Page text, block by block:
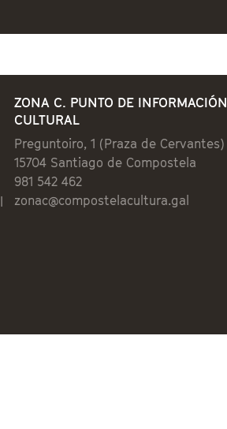
ZONA C. PUNTO DE INFORMACIÓN
CULTURAL
Preguntoiro, 1 (Praza de Cervantes)
15704 Santiago de Compostela
981 542 462
zonac@compostelacultura.gal